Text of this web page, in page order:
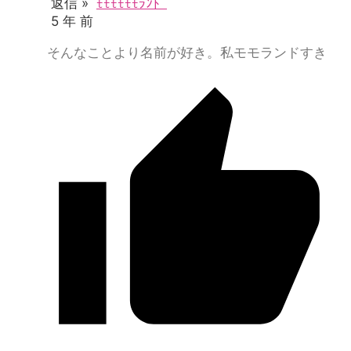
5 年 前
そんなことより名前が好き。私モモランドすき